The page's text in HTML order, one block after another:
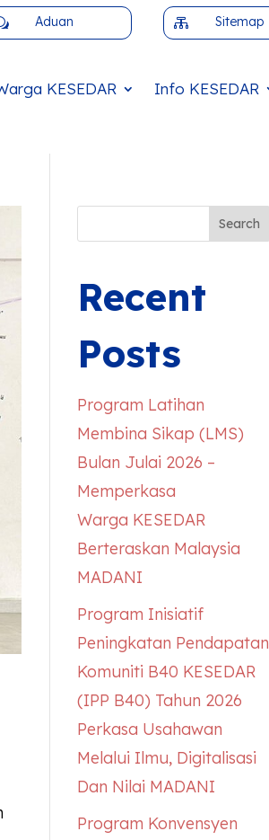
Aduan  Sitemap
KESEDAR Info KESEDAR
Search
Recent
Posts
Program Latihan
Membina Sikap (LMS)
Bulan Julai 2026 –
Memperkasa
Warga KESEDAR
Berteraskan Malaysia
MADANI
Program Inisiatif
Peningkatan Pendapatan
Komuniti B40 KESEDAR
(IPP B40) Tahun 2026
Perkasa Usahawan
Melalui Ilmu, Digitalisasi
Dan Nilai MADANI
Program Konvensyen